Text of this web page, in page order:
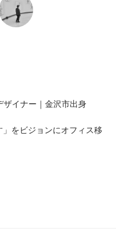
ザイナー｜金沢市出身
」をビジョンにオフィス移